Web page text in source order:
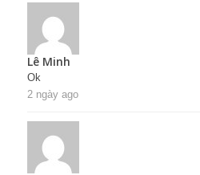
Lê Minh
Ok
2 ngày ago